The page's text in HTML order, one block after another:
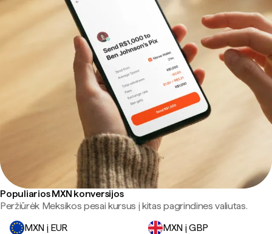
Populiarios MXN konversijos
Peržiūrėk Meksikos pesai kursus į kitas pagrindines valiutas.
MXN į EUR
MXN į GBP